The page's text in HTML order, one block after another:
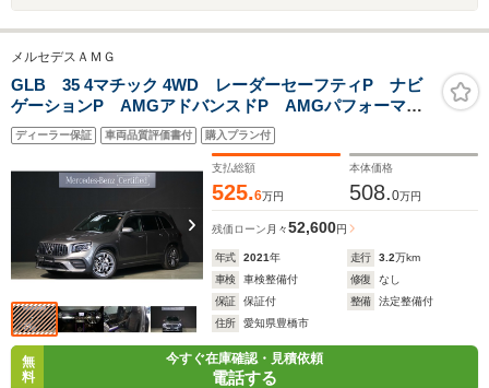
メルセデスＡＭＧ
GLB 35 4マチック 4WD レーダーセーフティP ナビ
ゲーションP AMGアドバンスドP AMGパフォーマン
スP パノラミックS/R シートベンチレータ― エナジ
ャイジングPプラス アドバンスドサウンドシステム
ディーラー保証 車両品質評価書付 購入プラン付
支払総額
525.6万円
本体価格
508.0万円
残価ローン 月々52,600円
年式 2021年 走行 3.2万km
車検
車検整備付 修復
なし
保証
保証付 整備
法定整備付
住所
愛知県豊橋市
無
料
今すぐ在庫確認・見積依頼
電話する